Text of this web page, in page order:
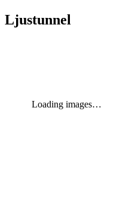
Ljustunnel
Loading images…